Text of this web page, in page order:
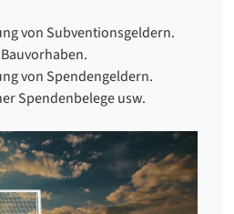
von Subventionsgeldern.
von Spendengeldern.
Spendenbelege usw.